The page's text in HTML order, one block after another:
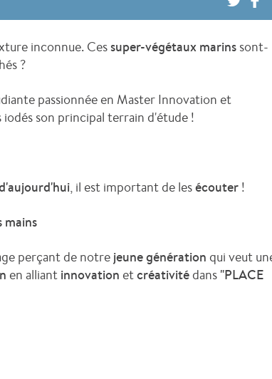
inconnue. Cessuper-végétaux marins sont-
?
passionnée en Master Innovation et
iodés son principal terrain d'étude !
, il est important de lesécouter !
mains
perçant de notre jeunegénération qui veut
en alliant innovation etcréativité dans "PLACE